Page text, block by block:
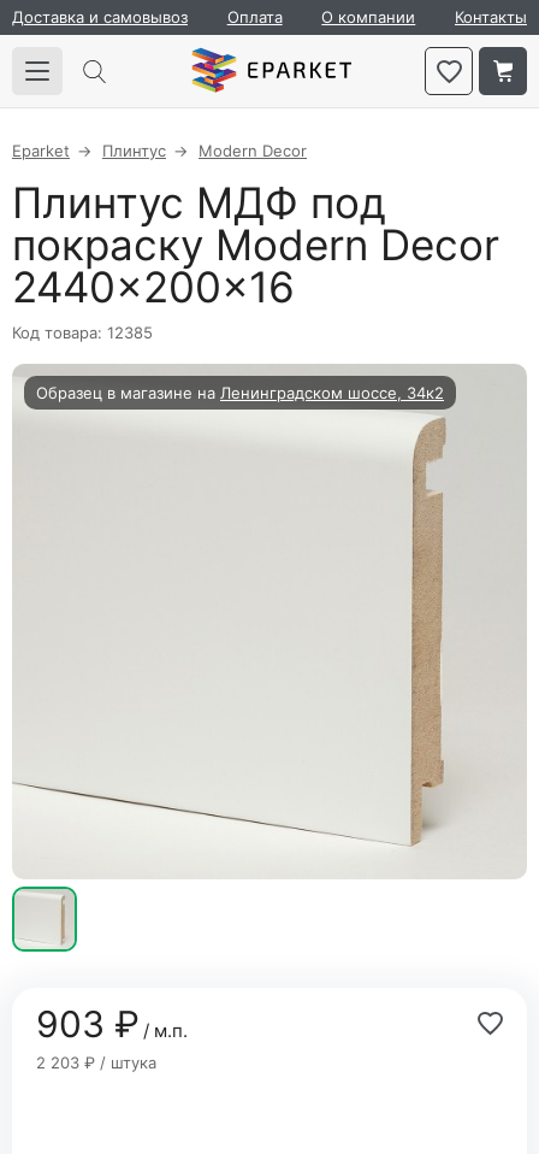
Доставка и самовывоз Оплата О компании Контакты
Eparket Плинтус Modern Decor
Плинтус МДФ под
покраску Modern Decor
2440×200×16
Код товара: 12385
Образец в магазине на Ленинградском шоссе, 34к2
903 ₽/ м.п.
2 203 ₽ / штука